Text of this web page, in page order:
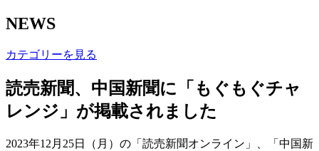
NEWS
カテゴリーを見る
読売新聞、中国新聞に「もぐもぐチャ
レンジ」が掲載されました
2023年12月25日（月）の「読売新聞オンライン」、「中国新